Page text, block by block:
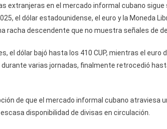
extranjeras en el mercado informal cubano
el dólar estadounidense, el euro y la Moneda
racha descendente que no muestra señales de
el dólar bajó hasta los 410 CUP, mientras el euro
varias jornadas, finalmente retrocedió
de que el mercado informal cubano atraviesa
disponibilidad de divisas en circulación.